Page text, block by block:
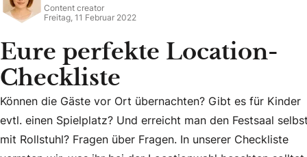
Content creator
Freitag, 11 Februar 2022
Eure perfekte Location-
Checkliste
Können die Gäste vor Ort übernachten? Gibt es für
Können die Gäste vor Ort übernachten? Gibt es für Kinder
evtl. einen Spielplatz? Und erreicht man den Festsaal selbst
mit Rollstuhl? Fragen über Fragen. In unserer Checkliste